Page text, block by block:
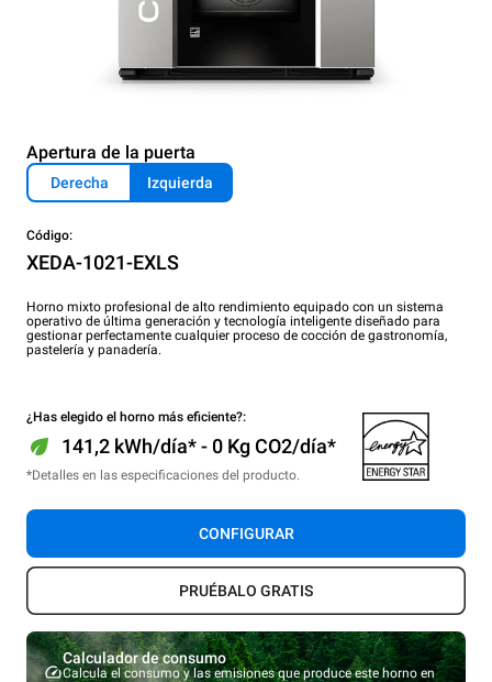
Apertura de la puerta
Derecha Izquierda
Código:
XEDA-1021-EXLS
Horno mixto profesional de alto rendimiento equipado con un sistema
operativo de última generación y tecnología inteligente diseñado para
gestionar perfectamente cualquier proceso de cocción de gastronomía,
pastelería y panadería.
¿Has elegido el horno más eficiente?:
141,2 kWh/día* - 0 Kg CO2/día*
*Detalles en las especificaciones del producto.
CONFIGURAR
PRUÉBALO GRATIS
Calculador de consumo
Calcula el consumo y las emisiones que produce este horno en